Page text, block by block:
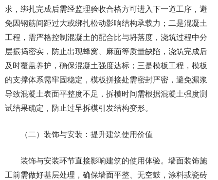
求，绑扎完成后需经监理验收合格方可进入下一道工序，避
免因钢筋间距过大或绑扎松动影响结构承载力；二是混凝土
工程，需严格控制混凝土的配合比与坍落度，浇筑过程中分
层振捣密实，防止出现蜂窝、麻面等质量缺陷，浇筑完成后
及时覆盖养护，确保混凝土强度达标；三是模板工程，模板
的支撑体系需牢固稳定，模板拼接处需密封严密，避免漏浆
导致混凝土表面平整度不足，拆模时间需根据混凝土强度测
试结果确定，防止过早拆模引发结构变形。
（二）装饰与安装：提升建筑使用价值
装饰与安装环节直接影响建筑的使用体验。墙面装饰施
工前需做好基层处理，确保墙面平整、无空鼓，涂料或瓷砖